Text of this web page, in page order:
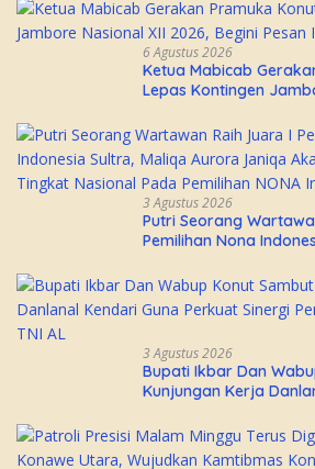
6 Agustus 2026
Ketua Mabicab
Lepas Kontingen
3 Agustus 2026
Putri Seorang
Pemilihan Nona
Tingkat Nasional Pada
Indonesia
3 Agustus 2026
Bupati Ikbar Dan
Kunjungan Kerja
AL